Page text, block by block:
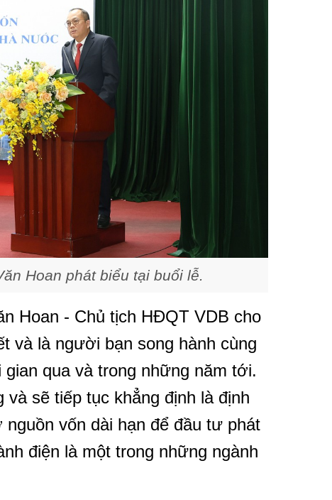
Hoan phát biểu tại buổi lễ.
Hoan - Chủ tịch HĐQT VDB cho
và là người bạn song hành cùng
qua và trong những năm tới.
sẽ tiếp tục khẳng định là định
vốn dài hạn để đầu tư phát
điện là một trong những ngành